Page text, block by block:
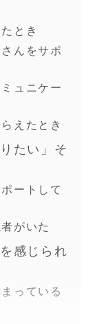
とき
んをサポ
ュニケー
えたとき
たい」そ
ートして
がいた
感じられ
っている